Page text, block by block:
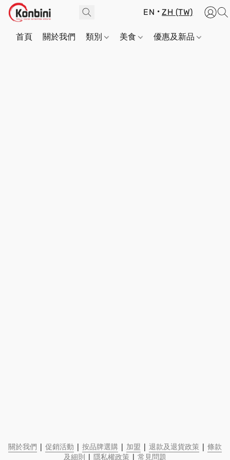
EN ZH (TW)
首頁 關於我們 類別 美食 優惠及新品
關於我們 | 促銷活動 | 按品牌選購 | 加盟 | 退款及退貨政策 | 條款
及細則 | 隱私權政策 | 常見問題